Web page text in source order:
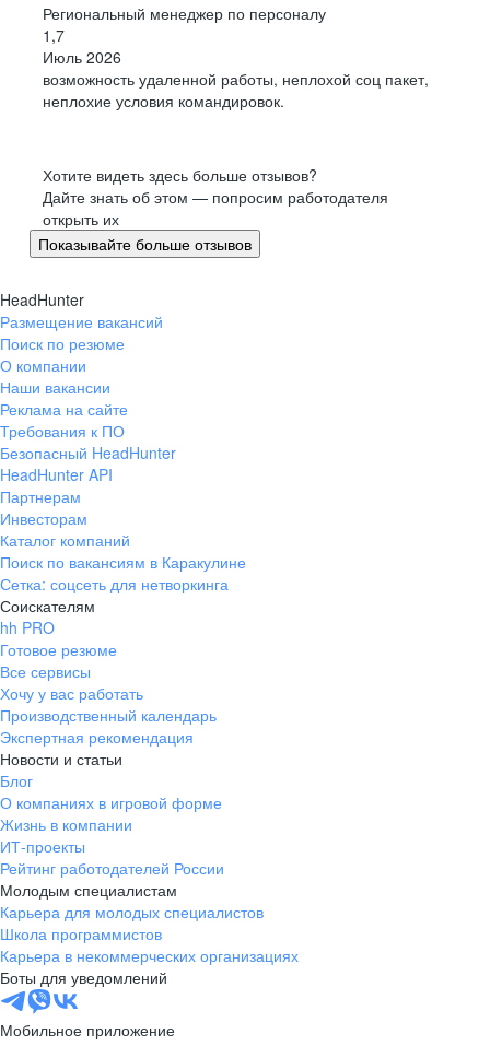
Региональный менеджер по персоналу
1,7
Июль 2026
возможность удаленной работы, неплохой соц пакет,
неплохие условия командировок.
Хотите видеть здесь больше отзывов?
Дайте знать об этом — попросим работодателя
открыть их
Показывайте больше отзывов
HeadHunter
Размещение вакансий
Поиск по резюме
О компании
Наши вакансии
Реклама на сайте
Требования к ПО
Безопасный HeadHunter
HeadHunter API
Партнерам
Инвесторам
Каталог компаний
Поиск по вакансиям в Каракулине
Сетка: соцсеть для нетворкинга
Соискателям
hh PRO
Готовое резюме
Все сервисы
Хочу у вас работать
Производственный календарь
Экспертная рекомендация
Новости и статьи
Блог
О компаниях в игровой форме
Жизнь в компании
ИТ-проекты
Рейтинг работодателей России
Молодым специалистам
Карьера для молодых специалистов
Школа программистов
Карьера в некоммерческих организациях
Боты для уведомлений
Мобильное приложение